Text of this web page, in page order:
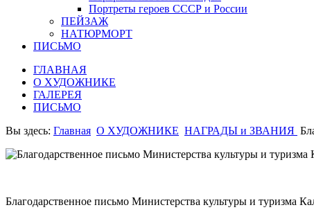
Портреты героев СССР и России
ПЕЙЗАЖ
НАТЮРМОРТ
ПИСЬМО
ГЛАВНАЯ
О ХУДОЖНИКЕ
ГАЛЕРЕЯ
ПИСЬМО
Вы здесь: Главная О ХУДОЖНИКЕ НАГРАДЫ и ЗВАНИЯ
Благодарственное письмо Министерства культуры и туризма